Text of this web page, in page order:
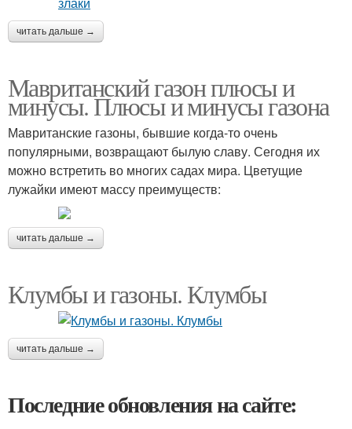
читать дальше →
Мавританский газон плюсы и
минусы. Плюсы и минусы газона
Мавританские газоны, бывшие когда-то очень
популярными, возвращают былую славу. Сегодня их
можно встретить во многих садах мира. Цветущие
лужайки имеют массу преимуществ:
читать дальше →
Клумбы и газоны. Клумбы
читать дальше →
Последние обновления на сайте: